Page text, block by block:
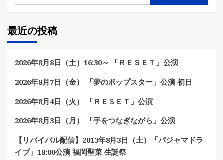
最近の投稿
2026年8月8日（土）16:30～ 「ＲＥＳＥＴ」公演
2026年8月7日（金） 「夢のポップスター」公演 初日
2026年8月4日（火） 「ＲＥＳＥＴ」公演
2026年8月3日（月） 「手をつなぎながら」公演
【リバイバル配信】2013年8月3日（土）「パジャマドラ
イブ」18:00公演 福岡聖菜 生誕祭